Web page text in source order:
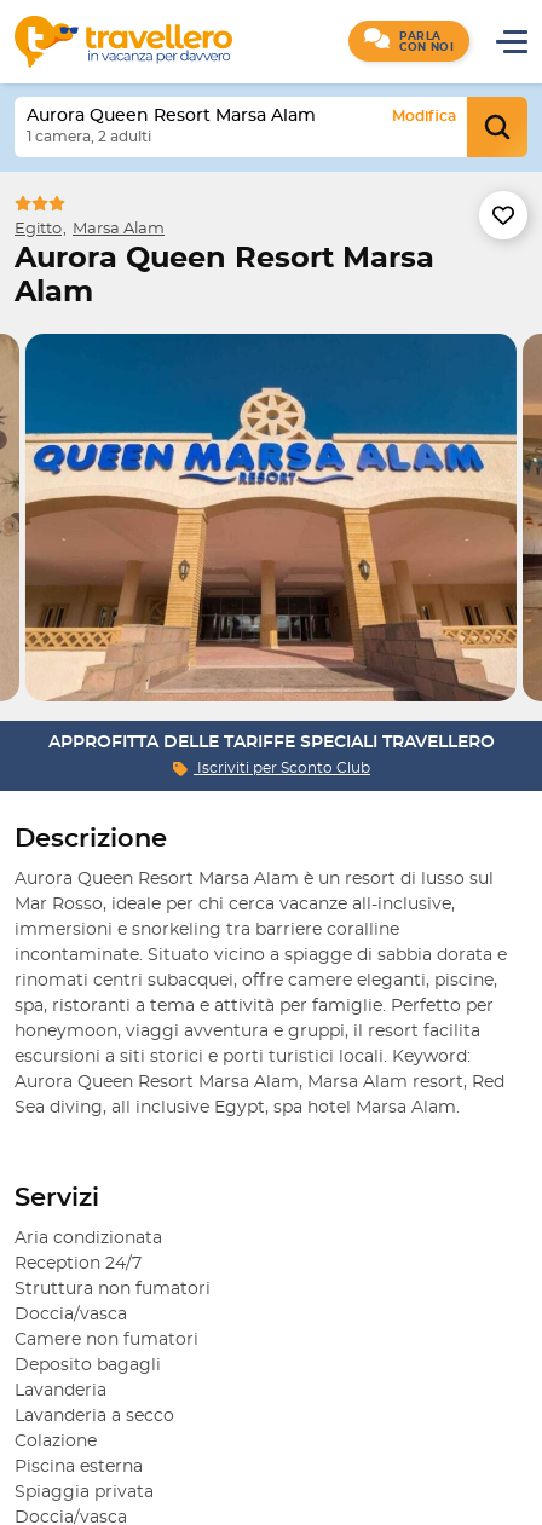
PARLA
CON NOI
Aurora Queen Resort Marsa Alam
Modifica
1 camera, 2 adulti
Egitto Marsa Alam
Aurora Queen Resort Marsa
Alam
APPROFITTA DELLE TARIFFE SPECIALI TRAVELLERO
Iscriviti per Sconto Club
Descrizione
Aurora Queen Resort Marsa Alam è un resort di lusso sul
Mar Rosso, ideale per chi cerca vacanze all-inclusive,
immersioni e snorkeling tra barriere coralline
incontaminate. Situato vicino a spiagge di sabbia dorata e
rinomati centri subacquei, offre camere eleganti, piscine,
spa, ristoranti a tema e attività per famiglie. Perfetto per
honeymoon, viaggi avventura e gruppi, il resort facilita
escursioni a siti storici e porti turistici locali. Keyword:
Aurora Queen Resort Marsa Alam, Marsa Alam resort, Red
Sea diving, all inclusive Egypt, spa hotel Marsa Alam.
Servizi
Aria condizionata
Reception 24/7
Struttura non fumatori
Doccia/vasca
Camere non fumatori
Deposito bagagli
Lavanderia
Lavanderia a secco
Colazione
Piscina esterna
Spiaggia privata
Doccia/vasca